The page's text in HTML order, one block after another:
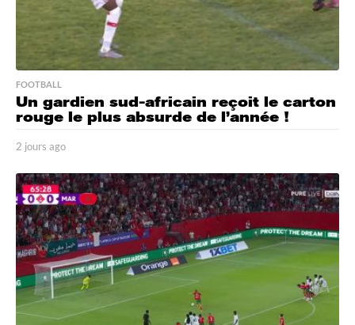
FOOTBALL
Un gardien sud-africain reçoit le carton
rouge le plus absurde de l’année !
2 jours ago
o
u
r
s
a
g
o